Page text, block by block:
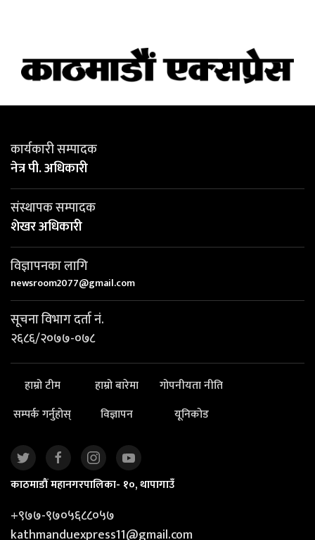
कार्यकारी सम्पादक
नेत्र पी. अधिकारी
संस्थापक सम्पादक
शेखर अधिकारी
विज्ञापनका लागि
newsroom2077@gmail.com
सूचना विभाग दर्ता नं.
२६८६/२०७७-०७८
हाम्रो टीम हाम्रो बारेमा
गोपनीयता नीति
सम्पर्क गर्नुहोस्
विज्ञापन यूनिकोड
काठमाडौं महानगरपालिका- १०, थापागाउँ
+९७७-९७०५६८८०५७
kathmanduexpress11@gmail.com